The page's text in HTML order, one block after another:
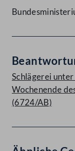
Schlägerei
Wochenende
(6724/AB)